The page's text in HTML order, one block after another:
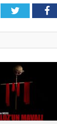
Twitter